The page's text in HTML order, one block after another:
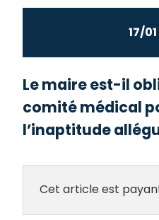
17/
Le maire est-il
comité médical
l’inaptitude
Cet article est